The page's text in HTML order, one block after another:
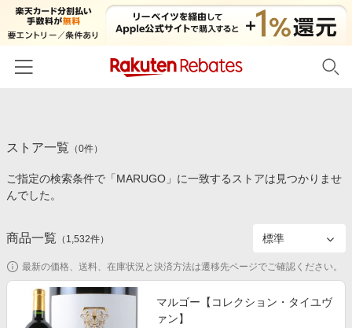
カテゴリー一覧
百貨店・総合ECモール
食品・スイーツ・お酒
コスメ・健康・医薬品
キッズ・ベビー用品
イベント一覧
初回購入者限定特典
対象ストア新規限定特典
新着ストアのご紹介
電子書籍特集
楽天IDでログイン/会員登録
ストア一覧 （0件）
ご指定の検索条件で「MARUGO」に一致するストアは見つかりませ
んでした。
商品一覧 （ 1,532件）
最新の価格、送料、在庫状況と決済方法は遷移先ページでご確認ください。
マルゴー【コレクション・タイユヴ
ァン】